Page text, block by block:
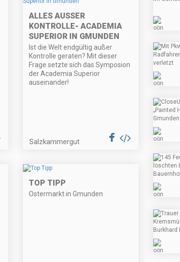
ALLES AUSSER K
ONTROLLE- ACADEMIA S
UPERIOR IN GMUNDEN
Ist die Welt endgültig außer
Kontrolle geraten? Mit dieser
Frage setzte sich das Symposion
der Academia Superior
auseinander!
Salzkammergut
TOP TIPP
Ostermarkt in Gmunden